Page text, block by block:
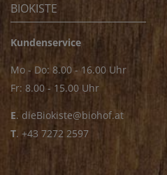
BIOKISTE
Kundenservice
Mo - Do: 8.00 - 16.00 Uhr
Fr: 8.00 - 15.00 Uhr
E. dieBiokiste@biohof.at
T. +43 7272 2597